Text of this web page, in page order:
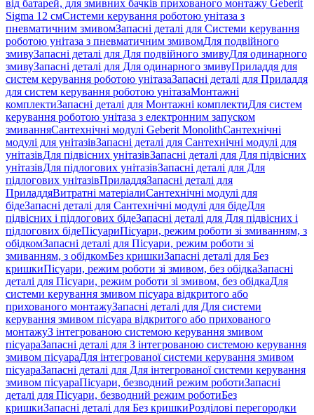
від батарей, для змивних бачків прихованого монтажу Geberit
Sigma 12 смСистеми керування роботою унітаза з
пневматичним змивомЗапасні деталі для Системи керування
роботою унітаза з пневматичним змивомДля подвійного
змивуЗапасні деталі для Для подвійного змивуДля одинарного
змивуЗапасні деталі для Для одинарного змивуПриладдя для
систем керування роботою унітазаЗапасні деталі для Приладдя
для систем керування роботою унітазаМонтажні
комплектиЗапасні деталі для Монтажні комплектиДля систем
керування роботою унітаза з електронним запуском
змиванняСантехнічні модулі Geberit MonolithСантехнічні
модулі для унітазівЗапасні деталі для Сантехнічні модулі для
унітазівДля підвісних унітазівЗапасні деталі для Для підвісних
унітазівДля підлогових унітазівЗапасні деталі для Для
підлогових унітазівПриладдяЗапасні деталі для
ПриладдяВитратні матеріалиСантехнічні модулі для
бідеЗапасні деталі для Сантехнічні модулі для бідеДля
підвісних і підлогових бідеЗапасні деталі для Для підвісних і
підлогових бідеПісуариПісуари, режим роботи зі змиванням, з
обідкомЗапасні деталі для Пісуари, режим роботи зі
змиванням, з обідкомБез кришкиЗапасні деталі для Без
кришкиПісуари, режим роботи зі змивом, без обідкаЗапасні
деталі для Пісуари, режим роботи зі змивом, без обідкаДля
системи керування змивом пісуара відкритого або
прихованого монтажуЗапасні деталі для Для системи
керування змивом пісуара відкритого або прихованого
монтажуЗ інтегрованою системою керування змивом
пісуараЗапасні деталі для З інтегрованою системою керування
змивом пісуараДля інтегрованої системи керування змивом
пісуараЗапасні деталі для Для інтегрованої системи керування
змивом пісуараПісуари, безводний режим роботиЗапасні
деталі для Пісуари, безводний режим роботиБез
кришкиЗапасні деталі для Без кришкиРозділові перегородки